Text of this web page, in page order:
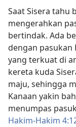
Saat Sisera tahu
mengerahkan
bertindak. Ada
dengan pasukan
yang terkuat di
kereta kuda
maju, sehingga
Kanaan yakin
menumpas
Hakim-Hakim